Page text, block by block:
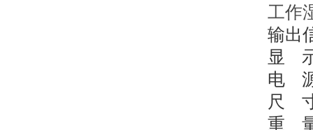
工作
输出
显
电
尺
重